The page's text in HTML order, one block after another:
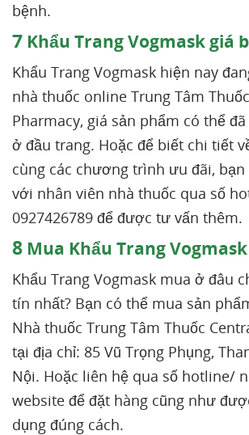
bệnh.
7 Khẩu Trang Vogmask giá
Khẩu Trang Vogmask hiện nay
nhà thuốc online Trung Tâm
Pharmacy, giá sản phẩm có thể
ở đầu trang. Hoặc để biết chi tiết
cùng các chương trình ưu đãi,
với nhân viên nhà thuốc qua số
0927426789 để được tư vấn thêm.
8 Mua Khẩu Trang
Khẩu Trang Vogmask mua ở đâu
tín nhất? Bạn có thể mua sản
Nhà thuốc Trung Tâm Thuốc
tại địa chỉ: 85 Vũ Trọng Phụng,
Nội. Hoặc liên hệ qua số hotline/
website để đặt hàng cũng như
dụng đúng cách.